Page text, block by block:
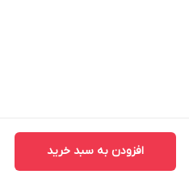
افزودن به سبد خرید